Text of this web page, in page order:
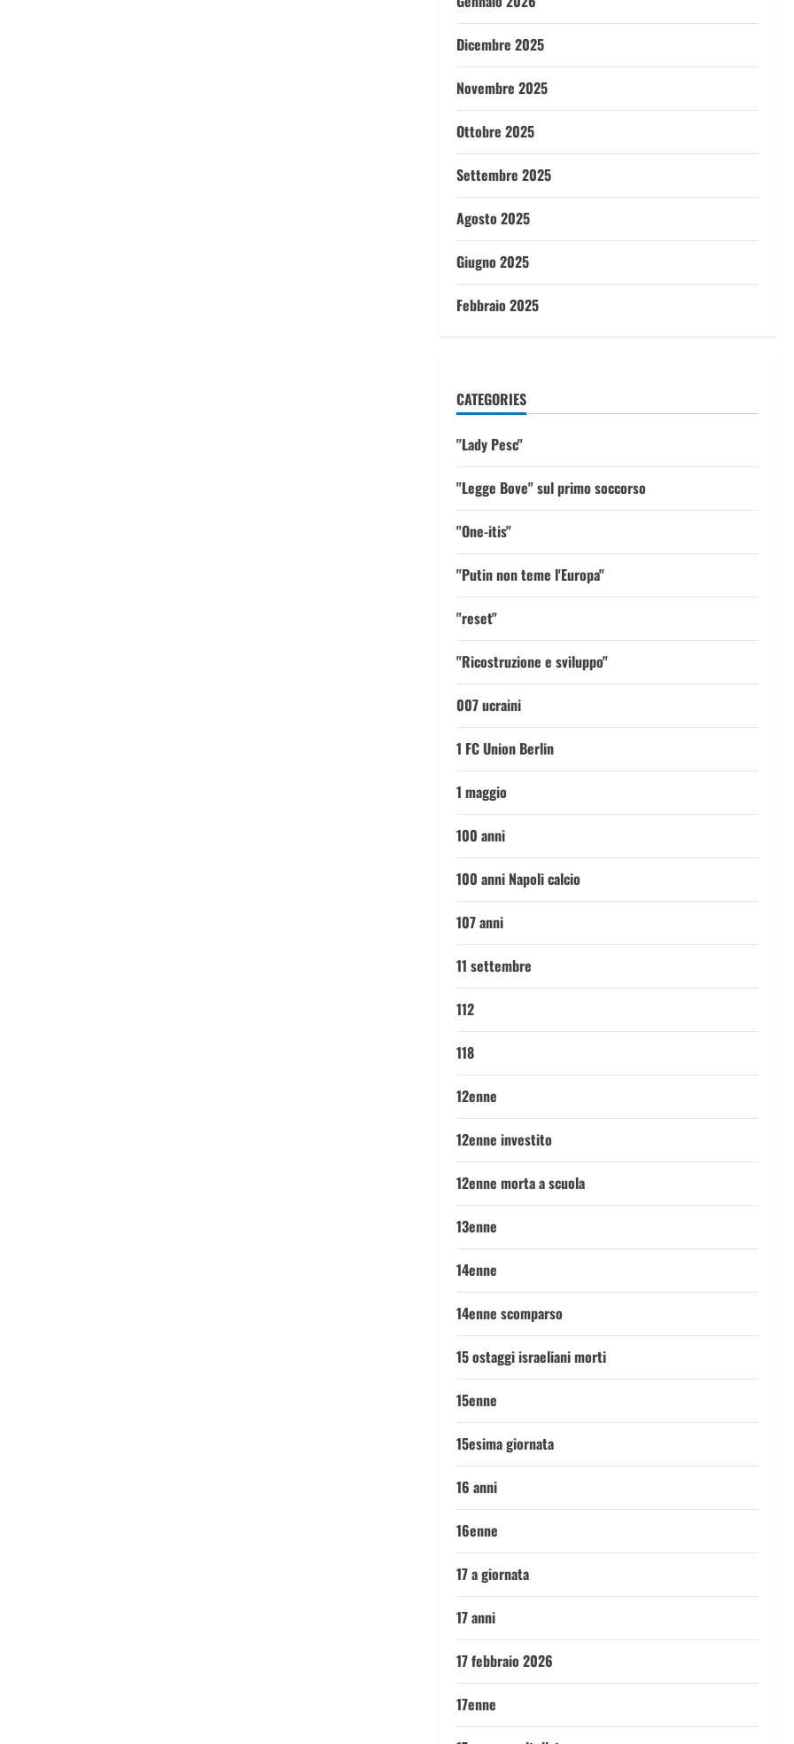
Dicembre 2025
Novembre 2025
Ottobre 2025
Settembre 2025
Agosto 2025
Giugno 2025
Febbraio 2025
CATEGORIES
"Lady Pesc"
"Legge Bove" sul primo soccorso
"One-itis"
"Putin non teme l'Europa"
"reset"
"Ricostruzione e sviluppo"
007 ucraini
1 FC Union Berlin
1 maggio
100 anni
100 anni Napoli calcio
107 anni
11 settembre
112
118
12enne
12enne investito
12enne morta a scuola
13enne
14enne
14enne scomparso
15 ostaggi israeliani morti
15enne
15esima giornata
16 anni
16enne
17 a giornata
17 anni
17 febbraio 2026
17enne